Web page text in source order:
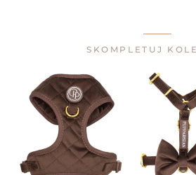
SKOMPLETUJ